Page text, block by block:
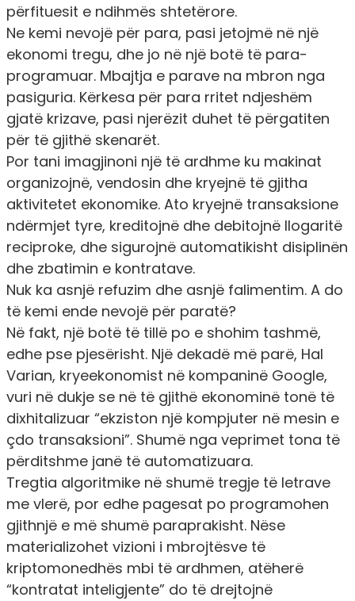
përfituesit e ndihmës shtetërore.
Ne kemi nevojë për para, pasi jetojmë në një
ekonomi tregu, dhe jo në një botë të para-
programuar. Mbajtja e parave na mbron nga
pasiguria. Kërkesa për para rritet ndjeshëm
gjatë krizave, pasi njerëzit duhet të përgatiten
për të gjithë skenarët.
Por tani imagjinoni një të ardhme ku makinat
organizojnë, vendosin dhe kryejnë të gjitha
aktivitetet ekonomike. Ato kryejnë transaksione
ndërmjet tyre, kreditojnë dhe debitojnë llogaritë
reciproke, dhe sigurojnë automatikisht disiplinën
dhe zbatimin e kontratave.
Nuk ka asnjë refuzim dhe asnjë falimentim. A do
të kemi ende nevojë për paratë?
Në fakt, një botë të tillë po e shohim tashmë,
edhe pse pjesërisht. Një dekadë më parë, Hal
Varian, kryeekonomist në kompaninë Google,
vuri në dukje se në të gjithë ekonominë tonë të
dixhitalizuar “ekziston një kompjuter në mesin e
çdo transaksioni”. Shumë nga veprimet tona të
përditshme janë të automatizuara.
Tregtia algoritmike në shumë tregje të letrave
me vlerë, por edhe pagesat po programohen
gjithnjë e më shumë paraprakisht. Nëse
materializohet vizioni i mbrojtësve të
kriptomonedhës mbi të ardhmen, atëherë
“kontratat inteligjente” do të drejtojnë